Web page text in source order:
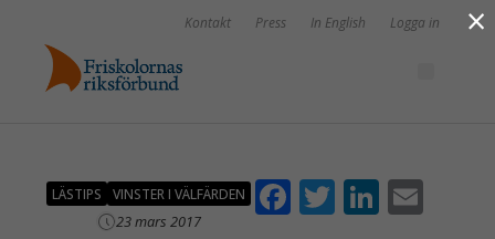
Kontakt Press In English Logga in
LÄSTIPS VINSTER I VÄLFÄRDEN
23 mars 2017
F T Li E
×